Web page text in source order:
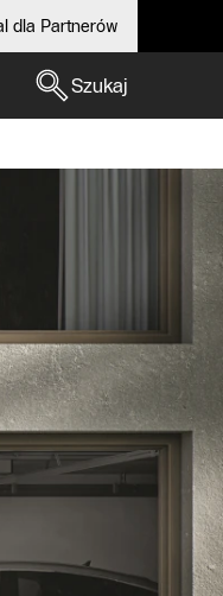
dla Partnerów
Szukaj